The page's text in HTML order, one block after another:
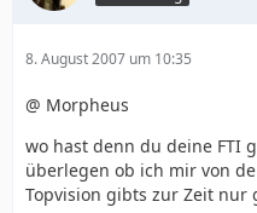
8. August 2007 um 10:35
@ Morpheus
wo hast denn du deine FTI
überlegen ob ich mir von
Topvision gibts zur Zeit nur